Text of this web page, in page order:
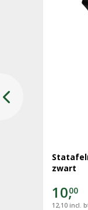
zwart
10,00
12,10 incl.